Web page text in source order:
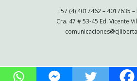
+57 (4) 4017462 – 4017635
Cra. 47 # 53-45 Ed. Vicente